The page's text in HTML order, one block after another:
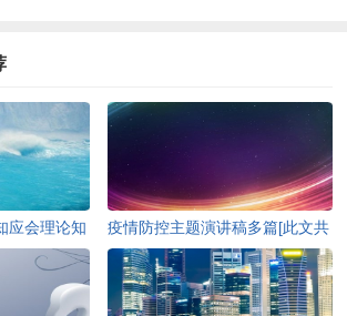
应会理论知
共10252字]
疫情防控主题演讲稿多篇[此文共
4978字]